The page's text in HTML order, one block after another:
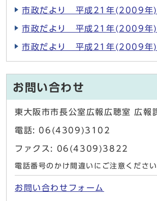
市政だより 平成21年(2009年
市政だより 平成21年(2009年
市政だより 平成21年(2009年
お問い合わせ
東大阪市市長公室広報広聴室 広報
電話: 06(4309)3102
ファクス: 06(4309)3822
電話番号のかけ間違いにご注意ください
お問い合わせフォーム